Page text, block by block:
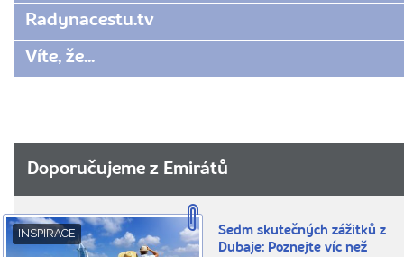
Radynacestu.tv
Víte, že...
Doporučujeme z Emirátů
INSPIRACE
Sedm skutečných zážitků z
Dubaje: Poznejte víc než